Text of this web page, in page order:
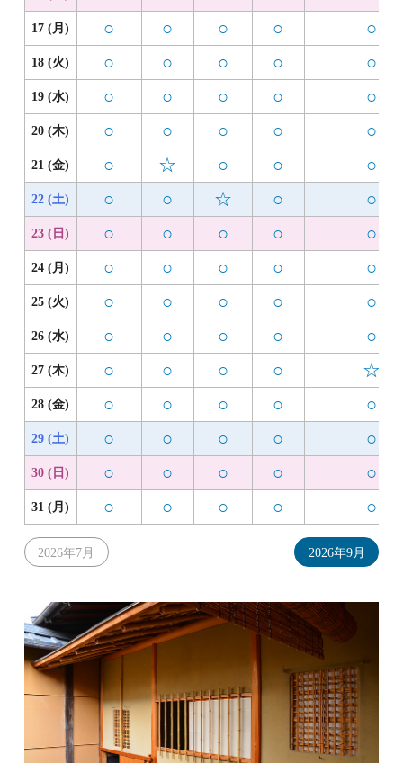
17 (月) ○ ○ ○ ○ ○
18 (火) ○ ○ ○ ○ ○
19 (水) ○ ○ ○ ○ ○
20 (木) ○ ○ ○ ○ ○
21 (金) ○ ☆ ○ ○ ○
22 (土) ○ ○ ☆ ○ ○
23 (日) ○ ○ ○ ○ ○
24 (月) ○ ○ ○ ○ ○
25 (火) ○ ○ ○ ○ ○
26 (水) ○ ○ ○ ○ ○
27 (木) ○ ○ ○ ○ ☆
28 (金) ○ ○ ○ ○ ○
29 (土) ○ ○ ○ ○ ○
30 (日) ○ ○ ○ ○ ○
31 (月) ○ ○ ○ ○ ○
2026年7月 2026年9月